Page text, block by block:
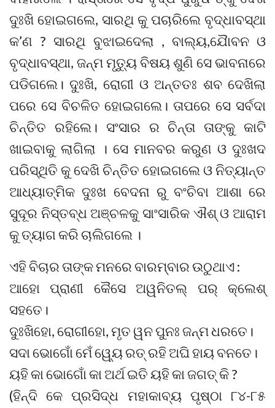
ଦୁଃଖି ହୋଇଗଲେ, ସାରଥି କୁ ପଚାରିଲେ ବୃଦ୍ଧାବସ୍ଥା
କ’ଣ ? ସାରଥି ବୁଝାଇଦେଲା , ବାଲ୍ୟ,ଯୈାବନ ଓ
ବୃଦ୍ଧାବସ୍ଥା, ଜନ୍ମ ମୃତ୍ୟୁ ବିଷୟ ଶୁଣି ସେ ଭାବନାରେ
ପଡିଗଲେ। ଦୁଃଖି, ରୋଗୀ ଓ ଅନ୍ତତଃ ଶବ ଦେଖିଲା
ପରେ ସେ ବିଚଳିତ ହୋଇଗଲେ। ତାପରେ ସେ ସର୍ବଦା
ଚିନ୍ତିତ ରହିଲେ। ସଂସାର ର ଚିନ୍ତା ତାଙ୍କୁ କାଟି
ଖାଇବାକୁ ଲାଗିଲା । ସେ ମାନବର କରୁଣ ଓ ଦୁଃଖଦ
ପରିସ୍ଥିତି କୁ ଦେଖି ଚିନ୍ତିତ ହୋଇଗଲେ ଓ ନିତ୍ୟାନ୍ତ
ଆଧ୍ୟାତ୍ମିକ ଦୁଃଖ ବେଦନା ରୁ ବଂଚିବା ଆଶା ରେ
ସୁଦୂର ନିସ୍ତବ୍ଧ ଅଞ୍ଚଳକୁ ସାଂସାରିକ ଐଶ୍ ଓ ଆରାମ
କୁ ତ୍ୟାଗ କରି ଚାଲିଗଲେ ।
ଏହି ବିଚାର ତାଙ୍କ ମନରେ ବାରମ୍ବାର ଉଠୁଥାଏ :
ଆହୋ ପ୍ରାଣୀ କୈସେ ଅୱନିତଲ୍ ପର୍ କ୍ଲେଶ୍
ସହତେ।
ଦୁଃଖିହୋ, ରୋଗୀହୋ, ମୃତ ୱନ ପୁନ‍ଃ ଜନ୍ମ ଧରତେ।
ସଦା ଭୋଗୋଁ ମେଁ ୱ୍ୟେ ରତ୍ ରହି ଅଘି ହାୟ ବନତେ।
ୟହି କା ଭୋଗୋଁ କା ଅର୍ଥ ଇତି ୟହି କା ଜଗତ୍ କି ?
(ହିନ୍ଦି କେ ପ୍ରସିଦ୍ଧ ମହାକାବ୍ୟ ପୃଷ୍ଠା ୮୪-୮୫